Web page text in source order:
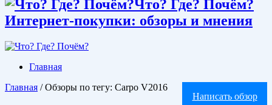
Что? Где? Почём?
Интернет-покупки: обзоры и мнения
Главная
Написать обзор
Главная / Обзоры по тегу: Carpo V2016